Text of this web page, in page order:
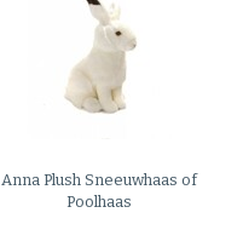
Anna PlushSneeuwhaas of
Poolhaas